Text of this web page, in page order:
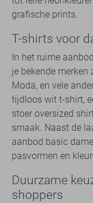
grafische prints.
T-shirts voor
In het ruime
je bekende merken
Moda, en vele
tijdloos wit t-shirt,
stoer oversized
smaak. Naast de
aanbod basic
pasvormen en
Duurzame
shoppers